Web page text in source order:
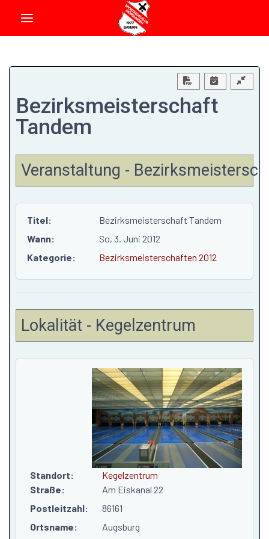
Download PDF
Bezirksmeisterschaft
Tandem
Veranstaltung -
Titel:
Bezirksmeisterschaft Tandem
Wann:
So, 3. Juni 2012
Kategorie:
Bezirksmeisterschaften 2012
Lokalität - Kegelzentrum
Standort:
Kegelzentrum
Straße:
Am Eiskanal 22
Postleitzahl:
86161
Ortsname:
Augsburg